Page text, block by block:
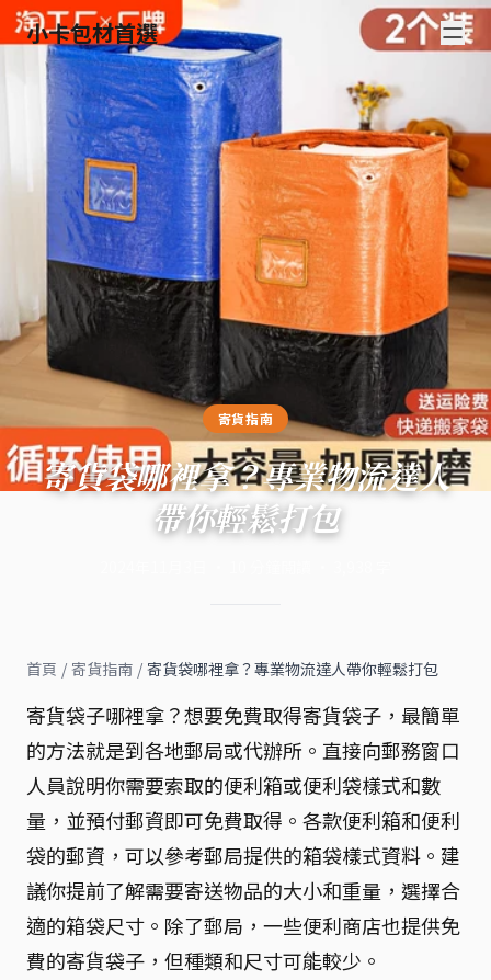
小卡包材首選
寄貨指南
寄貨袋哪裡拿？專業物流達人
帶你輕鬆打包
首頁 / 寄貨指南 / 寄貨袋哪裡拿？專業物流達人帶你輕鬆打包
寄貨袋子哪裡拿？想要免費取得寄貨袋子，最簡單
的方法就是到各地郵局或代辦所。直接向郵務窗口
人員說明你需要索取的便利箱或便利袋樣式和數
量，並預付郵資即可免費取得。各款便利箱和便利
袋的郵資，可以參考郵局提供的箱袋樣式資料。建
議你提前了解需要寄送物品的大小和重量，選擇合
適的箱袋尺寸。除了郵局，一些便利商店也提供免
費的寄貨袋子，但種類和尺寸可能較少。